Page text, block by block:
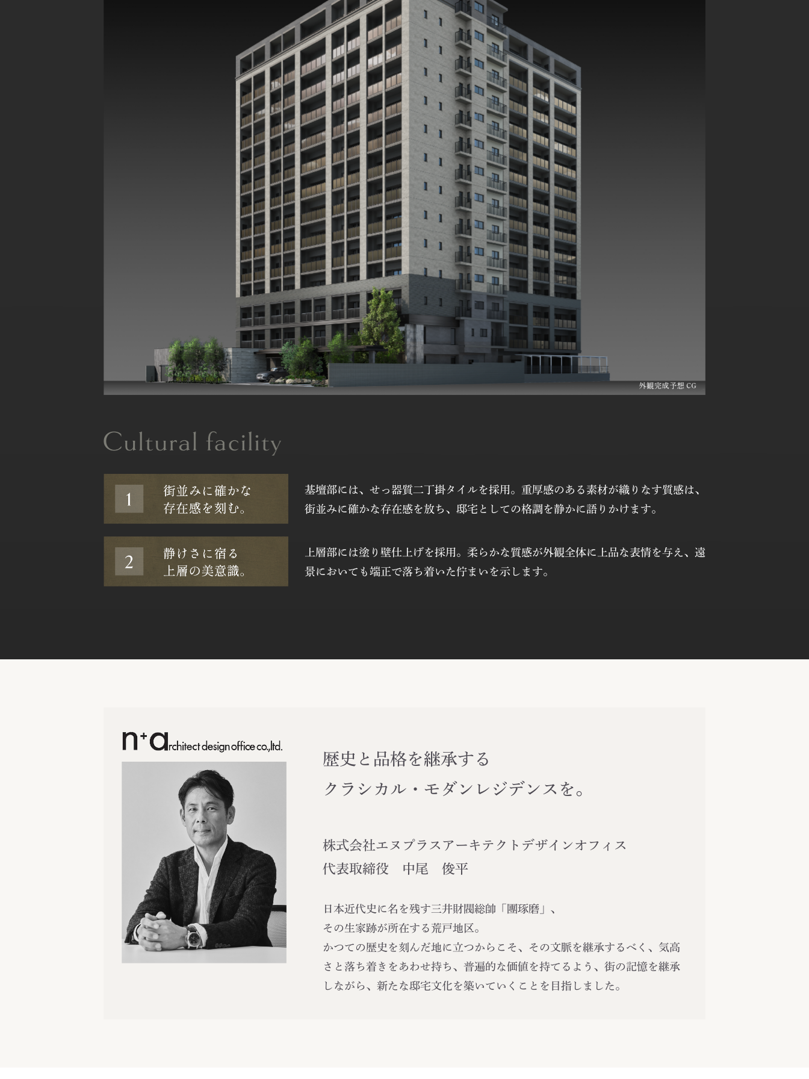
基壇部には、せっ器質二丁掛タイルを採用。重厚感のある素材が織りなす質感は、
街並みに確かな存在感を放ち、邸宅としての格調を静かに語りかけます。
上層部には塗り壁仕上げを採用。柔らかな質感が外観全体に上品な表情を与え、遠
景においても端正で落ち着いた佇まいを示します。
歴史と品格を継承する
クラシカル・モダンレジデンスを。
株式会社エヌプラスアーキテクトデザインオフィス
代表取締役 中尾 俊平
日本近代史に名を残す三井財閥総帥「團琢磨」、
その生家跡が所在する荒戸地区。
かつての歴史を刻んだ地に立つからこそ、その文脈を継承するべく、気高
さと落ち着きをあわせ持ち、普遍的な価値を持てるよう、街の記憶を継承
しながら、新たな邸宅文化を築いていくことを目指しました。